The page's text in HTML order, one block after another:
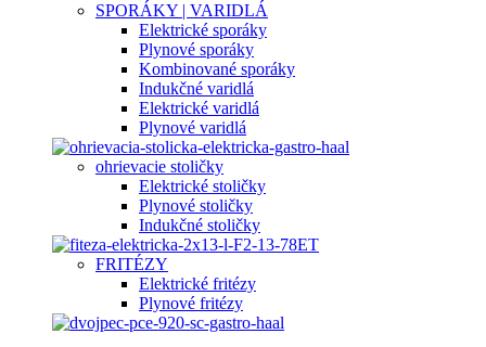
SPORÁKY | VARIDLÁ
Elektrické sporáky
Plynové sporáky
Kombinované sporáky
Indukčné varidlá
Elektrické varidlá
Plynové varidlá
ohrievacie stoličky
Elektrické stoličky
Plynové stoličky
Indukčné stoličky
FRITÉZY
Elektrické fritézy
Plynové fritézy